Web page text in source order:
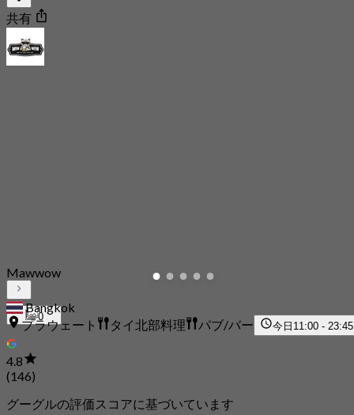
共有
0
Mawwow
Bangkok
プラウェート
タイ北部料理 パブ/バー 今日 11:00 - 23:45
4.8
(146)
グーグルの評価スコアに基づいています